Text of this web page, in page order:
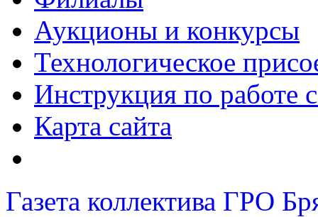
Аукционы и конкурсы
Технологическое
Инструкция по работе
Карта сайта
Газета коллектива ГРО